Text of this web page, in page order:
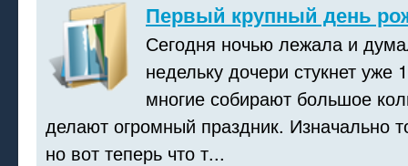
Первый крупный день
Сегодня ночью лежала и
недельку дочери стукнет уже
многие собирают большое
делают огромный праздник. Изначально
но вот теперь что т...